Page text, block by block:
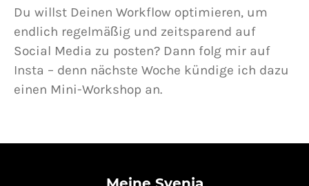
Du willst Deinen Workflow optimieren, um
endlich regelmäßig und zeitsparend auf
Social Media zu posten? Dann folg mir auf
Insta – denn nächste Woche kündige ich dazu
einen Mini-Workshop an.